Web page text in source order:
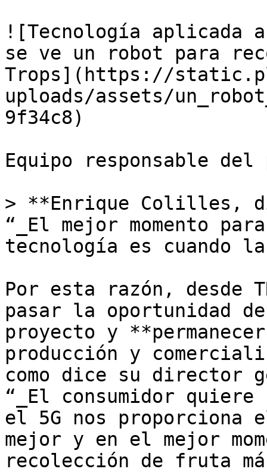
![Tecnología aplicada
se ve un robot para
Trops](https://
uploads/assets/
9f34c8)
Equipo responsable del
> **Enrique Colilles,
“_El mejor momento
tecnología es cuando
Por esta razón, desde
pasar la oportunidad
proyecto y
producción y
como dice su director
“_El consumidor
el 5G nos proporciona
mejor y en el mejor
recolección de fruta